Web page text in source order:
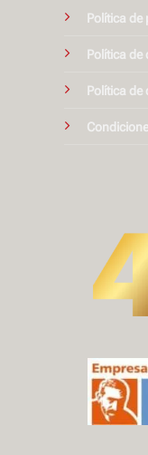
Política de
Política de
Política de